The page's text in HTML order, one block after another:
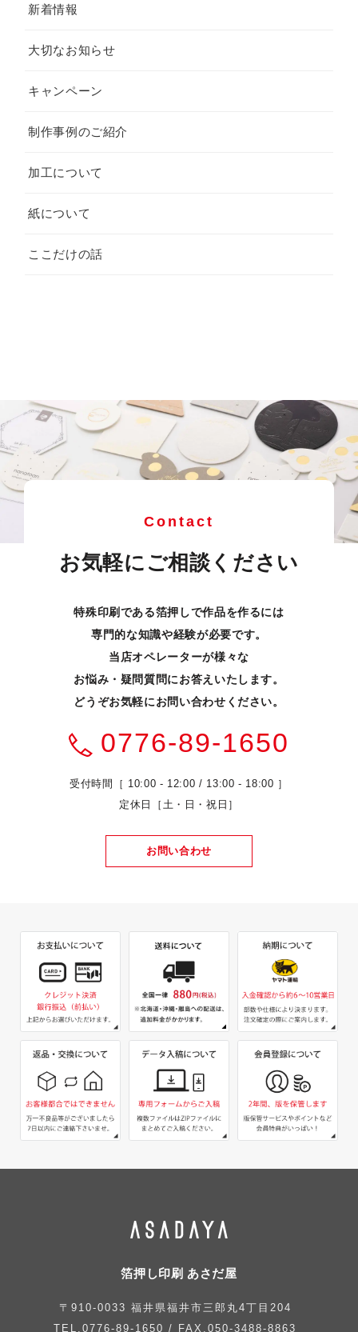
新着情報
大切なお知らせ
キャンペーン
制作事例のご紹介
加工について
紙について
ここだけの話
Contact
お気軽にご相談ください
特殊印刷である箔押しで作品を作るには
専門的な知識や経験が必要です。
当店オペレーターが様々な
お悩み・疑問質問にお答えいたします。
どうぞお気軽にお問い合わせください。
0776-89-1650
受付時間［ 10:00 - 12:00 / 13:00 - 18:00 ］
定休日［土・日・祝日］
お問い合わせ
箔押し印刷 あさだ屋
〒910-0033 福井県福井市三郎丸4丁目204
TEL.0776-89-1650 / FAX.050-3488-8863